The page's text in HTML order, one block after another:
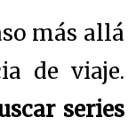
más allá
de viaje.
series